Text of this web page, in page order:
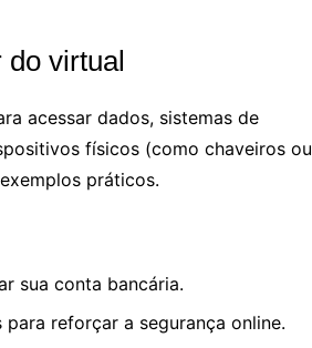
do virtual
acessar dados, sistemas de
físicos (como chaveiros ou
práticos.
sua conta bancária.
reforçar a segurança online.